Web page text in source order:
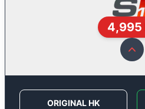
4,995
ORIGINAL HK